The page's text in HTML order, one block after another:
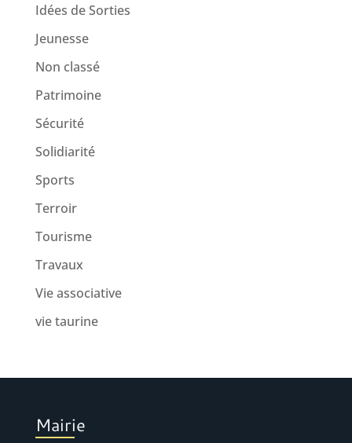
Idées de Sorties
Jeunesse
Non classé
Patrimoine
Sécurité
Solidiarité
Sports
Terroir
Tourisme
Travaux
Vie associative
vie taurine
Mairie